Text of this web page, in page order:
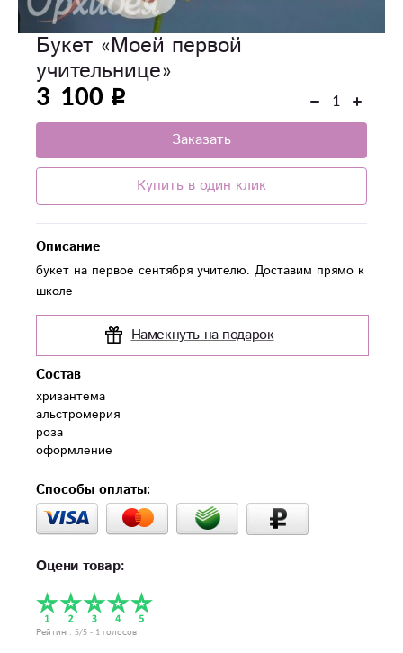
Букет «Моей первой
учительнице»
3 100
Заказать
Купить в один клик
Описание
букет на первое сентября учителю. Доставим прямо к
школе
Намекнуть на подарок
Состав
хризантема
альстромерия
роза
оформление
Способы оплаты:
Оцени товар:
Рейтинг: 5/5 - 1 голосов